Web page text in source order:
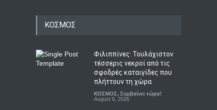
ΚΟΣΜΟΣ
Φιλιππίνες: Τουλάχιστον
τέσσερις νεκροί από τις
σφοδρές καταιγίδες που
πλήττουν τη χώρα
ΚΟΣΜΟΣ, Συμβαίνει τώρα!
August 6, 2026